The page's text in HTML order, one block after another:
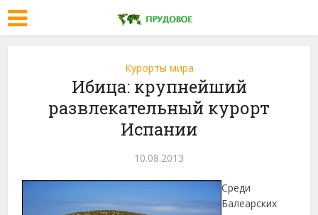
Курорты мира
Ибица: крупнейший
развлекательный курорт
Испании
10.08.2013
Среди
Балеарских